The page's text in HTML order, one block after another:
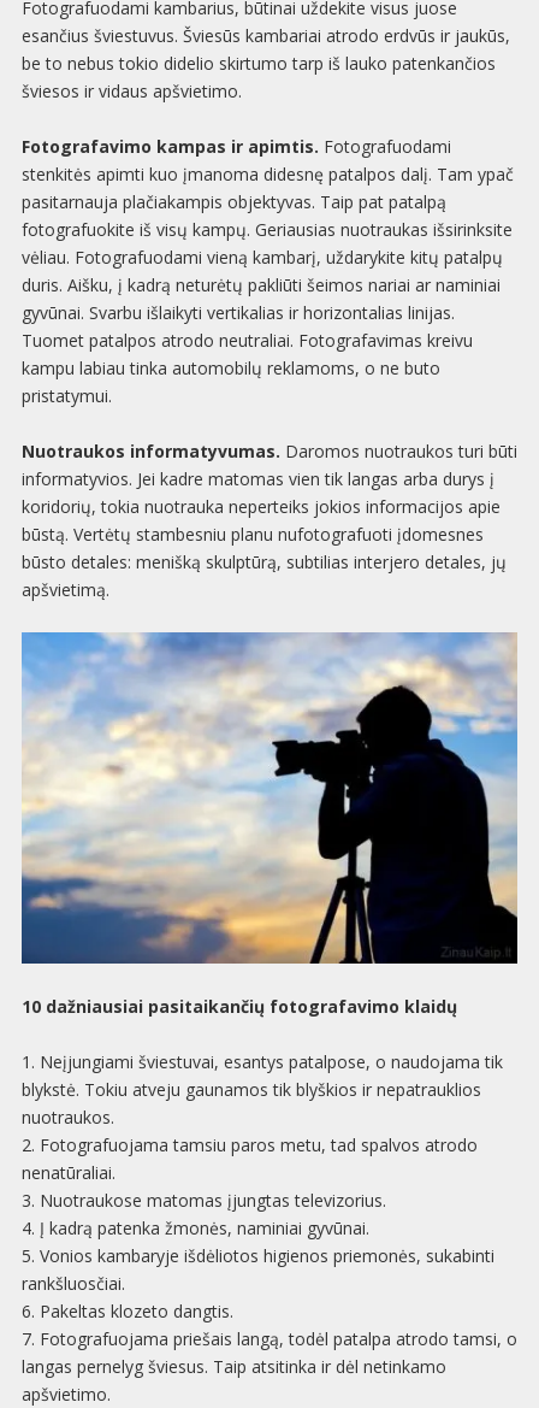
Fotografuodami kambarius, būtinai uždekite visus juose
esančius šviestuvus. Šviesūs kambariai atrodo erdvūs ir jaukūs,
be to nebus tokio didelio skirtumo tarp iš lauko patenkančios
šviesos ir vidaus apšvietimo.
Fotografavimo kampas ir apimtis. Fotografuodami
stenkitės apimti kuo įmanoma didesnę patalpos dalį. Tam ypač
pasitarnauja plačiakampis objektyvas. Taip pat patalpą
fotografuokite iš visų kampų. Geriausias nuotraukas išsirinksite
vėliau. Fotografuodami vieną kambarį, uždarykite kitų patalpų
duris. Aišku, į kadrą neturėtų pakliūti šeimos nariai ar naminiai
gyvūnai. Svarbu išlaikyti vertikalias ir horizontalias linijas.
Tuomet patalpos atrodo neutraliai. Fotografavimas kreivu
kampu labiau tinka automobilų reklamoms, o ne buto
pristatymui.
Nuotraukos informatyvumas. Daromos nuotraukos turi būti
informatyvios. Jei kadre matomas vien tik langas arba durys į
koridorių, tokia nuotrauka neperteiks jokios informacijos apie
būstą. Vertėtų stambesniu planu nufotografuoti įdomesnes
būsto detales: menišką skulptūrą, subtilias interjero detales, jų
apšvietimą.
10 dažniausiai pasitaikančių fotografavimo klaidų
1. Neįjungiami šviestuvai, esantys patalpose, o naudojama tik
blykstė. Tokiu atveju gaunamos tik blyškios ir nepatrauklios
nuotraukos.
2. Fotografuojama tamsiu paros metu, tad spalvos atrodo
nenatūraliai.
3. Nuotraukose matomas įjungtas televizorius.
4. Į kadrą patenka žmonės, naminiai gyvūnai.
5. Vonios kambaryje išdėliotos higienos priemonės, sukabinti
rankšluosčiai.
6. Pakeltas klozeto dangtis.
7. Fotografuojama priešais langą, todėl patalpa atrodo tamsi, o
langas pernelyg šviesus. Taip atsitinka ir dėl netinkamo
apšvietimo.